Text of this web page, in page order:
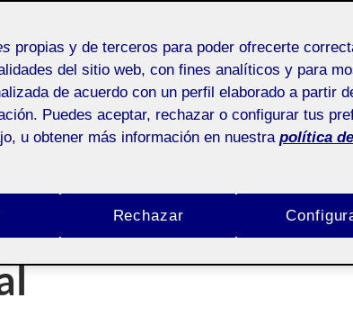
FINAL
Colobrans
propias y de terceros para poder ofrecerte
del sitio web, con fines analíticos y para
de acuerdo con un perfil elaborado a partir
Puedes aceptar, rechazar o configurar tus
u obtener más información en nuestra política de
Rechazar